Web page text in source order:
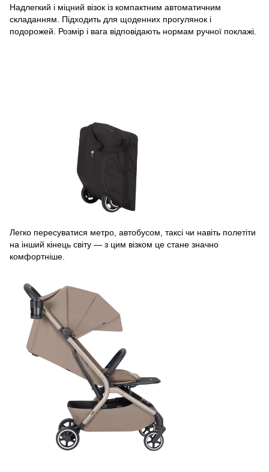
Надлегкий і міцний візок із компактним автоматичним
складанням. Підходить для щоденних прогулянок і
подорожей. Розмір і вага відповідають нормам ручної поклажі.
Легко пересуватися метро, автобусом, таксі чи навіть полетіти
на інший кінець світу — з цим візком це стане значно
комфортніше.